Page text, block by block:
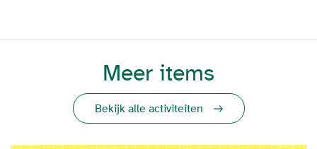
Meer items
Bekijk alle activiteiten